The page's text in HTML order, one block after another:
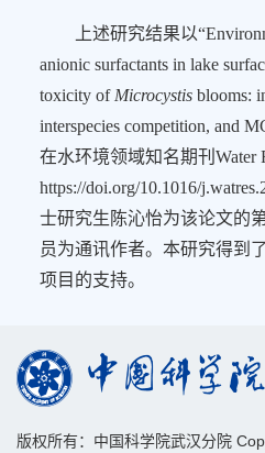
上述研究结果以
anionic surfactants in lake
toxicity of Microcystisblooms:
interspecies competition, and
在水环境领域知名期刊 Water
https://doi.org/10.1016/
士研究生陈沁怡为该论文的
员为通讯作者。本研究得到
项目的支持。
版权所有：中国科学院武汉分院